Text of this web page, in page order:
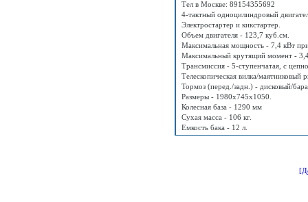
Тел в Москве: 89154355692
4-тактный одноцилиндровый
Электростартер и кикстартер.
Объем двигателя - 123,7 куб.см.
Максимальная мощность - 7,4 кВт
Максимальный крутящий момент -
Трансмиссия - 5-ступенчатая, с
Телескопическая вилка/маятниковый
Тормоз (перед./задн.) - дисковый/
Размеры - 1980х745х1050.
Колесная база - 1290 мм
Сухая масса - 106 кг.
Емкость бака - 12 л.